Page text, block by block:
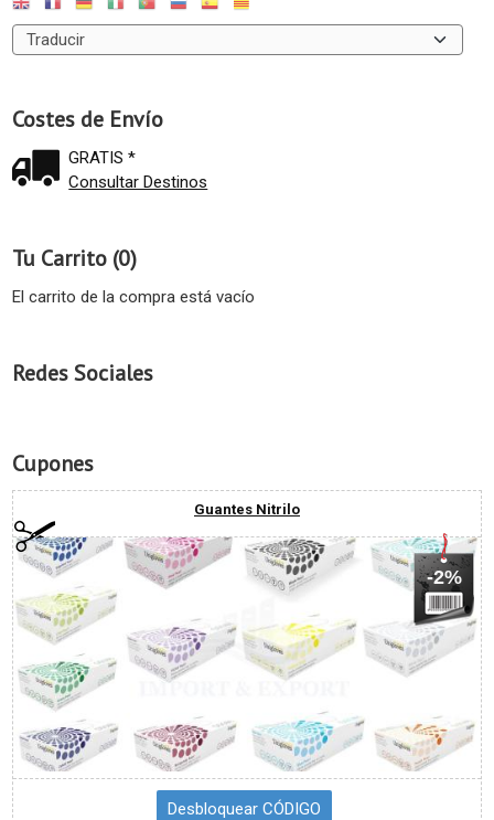
Costes de Envío
GRATIS *
Consultar Destinos
Tu Carrito (0)
El carrito de la compra está vacío
Redes Sociales
Cupones
Guantes Nitrilo
-2%